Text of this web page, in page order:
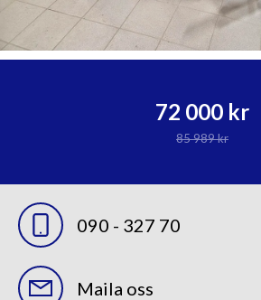
72 000 kr
85 989 kr
090 - 327 70
Maila oss